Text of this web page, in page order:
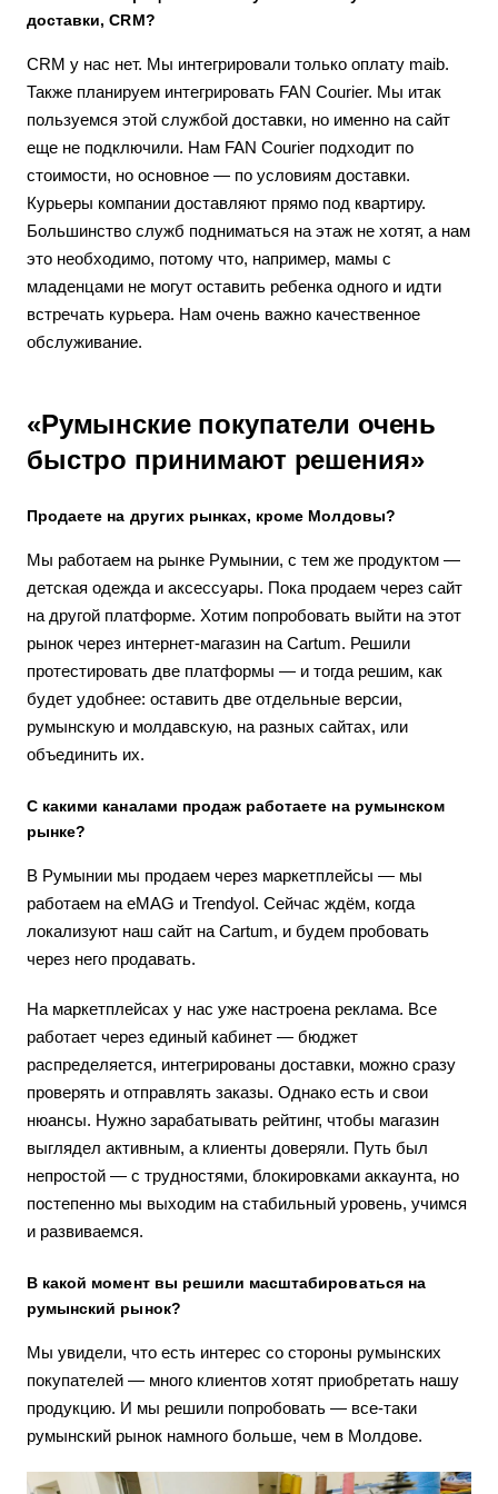
доставки, CRM?
CRM у нас нет. Мы интегрировали только оплату maib.
Также планируем интегрировать FAN Courier. Мы итак
пользуемся этой службой доставки, но именно на сайт
еще не подключили. Нам FAN Courier подходит по
стоимости, но основное — по условиям доставки.
Курьеры компании доставляют прямо под квартиру.
Большинство служб подниматься на этаж не хотят, а нам
это необходимо, потому что, например, мамы с
младенцами не могут оставить ребенка одного и идти
встречать курьера. Нам очень важно качественное
обслуживание.
«Румынские покупатели очень
быстро принимают решения»
Продаете на других рынках, кроме Молдовы?
Мы работаем на рынке Румынии, с тем же продуктом —
детская одежда и аксессуары. Пока продаем через сайт
на другой платформе. Хотим попробовать выйти на этот
рынок через интернет-магазин на Cartum. Решили
протестировать две платформы — и тогда решим, как
будет удобнее: оставить две отдельные версии,
румынскую и молдавскую, на разных сайтах, или
объединить их.
С какими каналами продаж работаете на румынском
рынке?
В Румынии мы продаем через маркетплейсы — мы
работаем на eMAG и Trendyol. Сейчас ждём, когда
локализуют наш сайт на Cartum, и будем пробовать
через него продавать.
На маркетплейсах у нас уже настроена реклама. Все
работает через единый кабинет — бюджет
распределяется, интегрированы доставки, можно сразу
проверять и отправлять заказы. Однако есть и свои
нюансы. Нужно зарабатывать рейтинг, чтобы магазин
выглядел активным, а клиенты доверяли. Путь был
непростой — с трудностями, блокировками аккаунта, но
постепенно мы выходим на стабильный уровень, учимся
и развиваемся.
В какой момент вы решили масштабироваться на
румынский рынок?
Мы увидели, что есть интерес со стороны румынских
покупателей — много клиентов хотят приобретать нашу
продукцию. И мы решили попробовать — все-таки
румынский рынок намного больше, чем в Молдове.